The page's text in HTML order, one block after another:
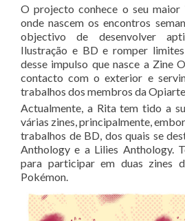
O projecto conhece o seu maior
onde nascem os encontros
objectivo de desenvolver
Ilustração e BD e romper
desse impulso que nasce a Zine
contacto com o exterior e
trabalhos dos membros da
Actualmente, a Rita tem tido a
várias zines, principalmente,
trabalhos de BD, dos quais se
Anthology e a Lilies Anthology.
para participar em duas zines
Pokémon.